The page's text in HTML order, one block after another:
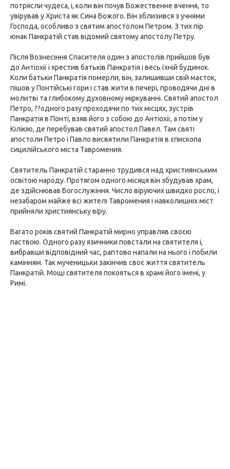
потрясли чудеса, і, коли він почув Божественне вчення, то
увірував у Христа як Сина Божого. Він зблизився з учнями
Господа, особливо з святим апостолом Петром. З тих пір
юнак Панкратій став відомий святому апостолу Петру.
Після Вознесіння Спасителя один з апостолів прийшов був
до Антіохії і хрестив батьків Панкратія і весь їхній будинок.
Коли батьки Панкратія померли, він, залишивши свій маєток,
пішов у Понтійські гори і став жити в печері, проводячи дні в
молитві та глибокому духовному міркуванні. Святий апостол
Петро, ??одного разу проходячи по тих місцях, зустрів
Панкратія в Понті, взяв його з собою до Антіохії, а потім у
Кілікію, де перебував святий апостол Павел. Там святі
апостоли Петро і Павло висвятили Панкратія в єпископа
сицилійського міста Тавромения.
Святитель Панкратій старанно трудився над християнським
освітою народу. Протягом одного місяця він збудував храм,
де здійснював Богослужіння. Число віруючих швидко росло, і
незабаром майже всі жителі Тавромения і навколишніх міст
прийняли християнську віру.
Багато років святий Панкратій мирно управляв своєю
паствою. Одного разу язичники повстали на святителя і,
вибравши відповідний час, раптово напали на нього і побили
камінням. Так мученицьки закінчив своє життя святитель
Панкратій. Мощі святителя покояться в храмі його імені, у
Римі.